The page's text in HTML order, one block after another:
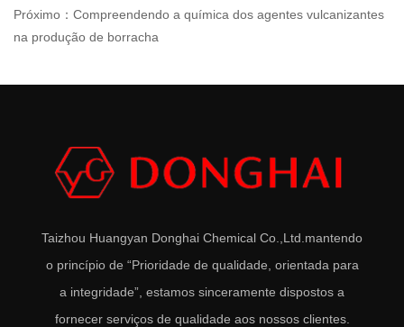
Próximo：Compreendendo a química dos agentes vulcanizantes
na produção de borracha
Taizhou Huangyan Donghai Chemical Co.,Ltd. mantendo
o princípio de “Prioridade de qualidade, orientada para
a integridade”, estamos sinceramente dispostos a
fornecer serviços de qualidade aos nossos clientes.